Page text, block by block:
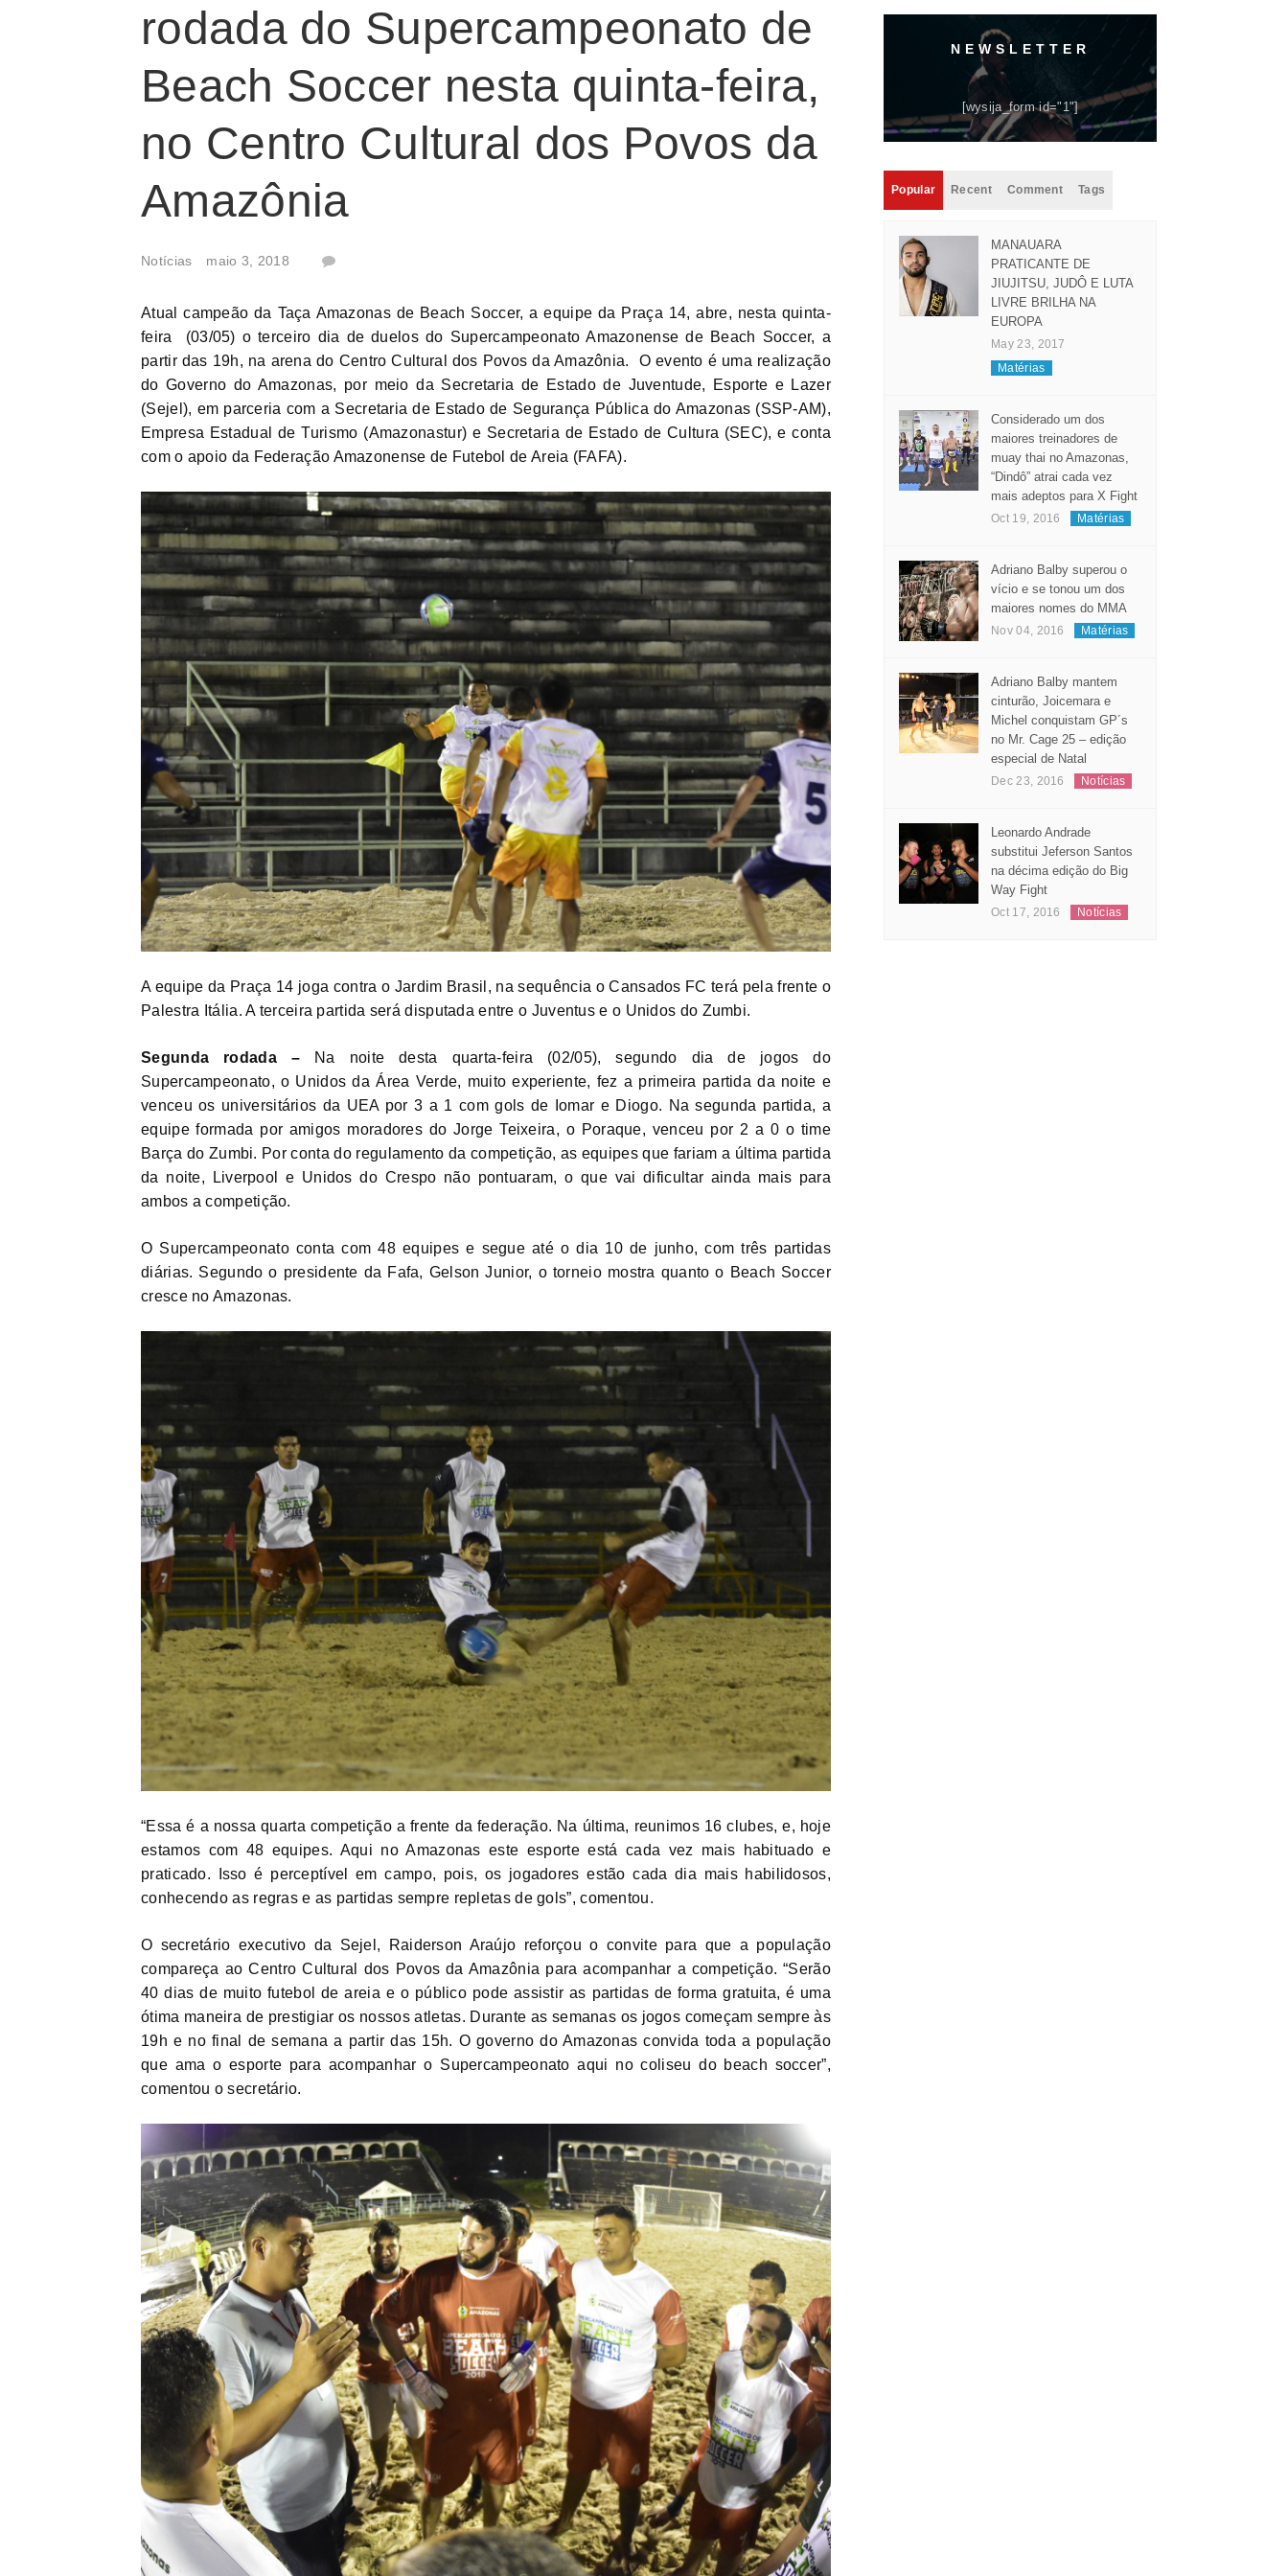
rodada do Supercampeonato de
Beach Soccer nesta quinta-feira,
no Centro Cultural dos Povos da
Amazônia
Notícias maio 3, 2018
Atual campeão da Taça Amazonas de Beach Soccer, a equipe da Praça 14, abre, nesta quinta-
feira (03/05) o terceiro dia de duelos do Supercampeonato Amazonense de Beach Soccer, a
partir das 19h, na arena do Centro Cultural dos Povos da Amazônia. O evento é uma realização
do Governo do Amazonas, por meio da Secretaria de Estado de Juventude, Esporte e Lazer
(Sejel), em parceria com a Secretaria de Estado de Segurança Pública do Amazonas (SSP-AM),
Empresa Estadual de Turismo (Amazonastur) e Secretaria de Estado de Cultura (SEC), e conta
com o apoio da Federação Amazonense de Futebol de Areia (FAFA).
A equipe da Praça 14 joga contra o Jardim Brasil, na sequência o Cansados FC terá pela frente o
Palestra Itália. A terceira partida será disputada entre o Juventus e o Unidos do Zumbi.
Segunda rodada – Na noite desta quarta-feira (02/05), segundo dia de jogos do
Supercampeonato, o Unidos da Área Verde, muito experiente, fez a primeira partida da noite e
venceu os universitários da UEA por 3 a 1 com gols de Iomar e Diogo. Na segunda partida, a
equipe formada por amigos moradores do Jorge Teixeira, o Poraque, venceu por 2 a 0 o time
Barça do Zumbi. Por conta do regulamento da competição, as equipes que fariam a última partida
da noite, Liverpool e Unidos do Crespo não pontuaram, o que vai dificultar ainda mais para
ambos a competição.
O Supercampeonato conta com 48 equipes e segue até o dia 10 de junho, com três partidas
diárias. Segundo o presidente da Fafa, Gelson Junior, o torneio mostra quanto o Beach Soccer
cresce no Amazonas.
“Essa é a nossa quarta competição a frente da federação. Na última, reunimos 16 clubes, e, hoje
estamos com 48 equipes. Aqui no Amazonas este esporte está cada vez mais habituado e
praticado. Isso é perceptível em campo, pois, os jogadores estão cada dia mais habilidosos,
conhecendo as regras e as partidas sempre repletas de gols”, comentou.
O secretário executivo da Sejel, Raiderson Araújo reforçou o convite para que a população
compareça ao Centro Cultural dos Povos da Amazônia para acompanhar a competição. “Serão
40 dias de muito futebol de areia e o público pode assistir as partidas de forma gratuita, é uma
ótima maneira de prestigiar os nossos atletas. Durante as semanas os jogos começam sempre às
19h e no final de semana a partir das 15h. O governo do Amazonas convida toda a população
que ama o esporte para acompanhar o Supercampeonato aqui no coliseu do beach soccer”,
comentou o secretário.
NEWSLETTER
Popular Recent
MANAUARA
PRATICANTE DE
JIUJITSU, JUDÔ E LUTA
LIVRE BRILHA NA
EUROPA
Matérias
Considerado um dos
maiores treinadores de
muay thai no Amazonas,
“Dindô” atrai cada vez
Oct 19, 2016
Adriano Balby superou o
vício e se tonou um dos
Nov 04, 2016
Adriano Balby mantem
cinturão, Joicemara e
Michel conquistam GP´s
no Mr. Cage 25 – edição
Dec 23, 2016 Notícias
Leonardo Andrade
substitui Jeferson Santos
na décima edição do Big